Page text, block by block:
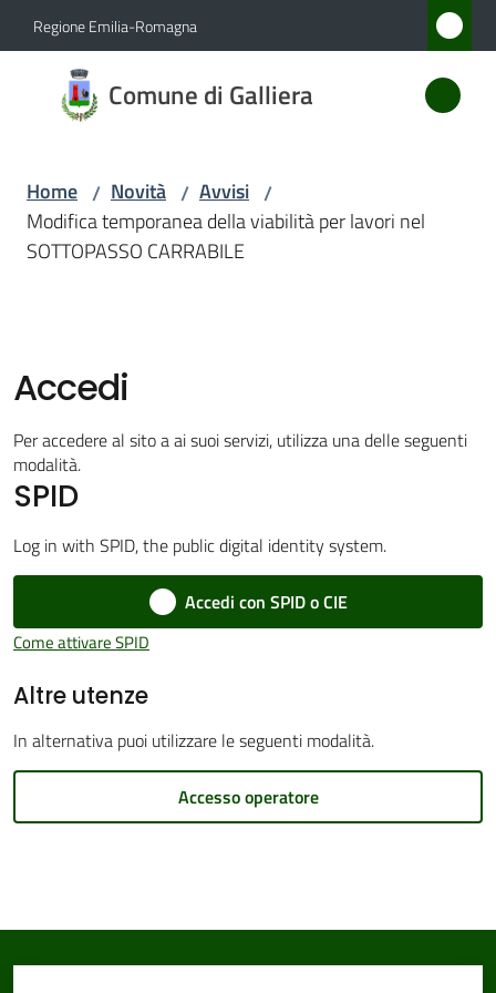
Vai al contenuto
Vai alla navigazione
Vai al footer
Regione Emilia-Romagna
Comune di Galliera
Comune
di
Amministrazione
Vivere
Galliera
Amministrazione
Trasparente
Tutti
gli
argomenti...
Home / Novità / Avvisi /
Modifica temporanea della viabilità per lavori nel
SOTTOPASSO CARRABILE
Accedi
Per accedere al sito a ai suoi servizi, utilizza una delle seguenti
modalità.
SPID
Log in with SPID, the public digital identity system.
Accedi con SPID o CIE
Come attivare SPID
Altre utenze
In alternativa puoi utilizzare le seguenti modalità.
Accesso operatore